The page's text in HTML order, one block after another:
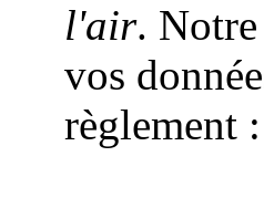
l'air.
vos
règlement :